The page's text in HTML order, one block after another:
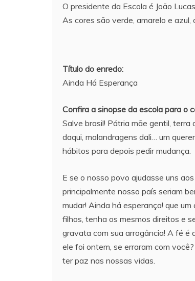
O presidente da Escola é João
As cores são verde, amarelo e
Título do enredo:
Ainda Há Esperança
Confira a sinopse da escola para o
Salve brasil! Pátria mãe gentil,
daqui, malandragens dali… um
hábitos para depois pedir mudança.
E se o nosso povo ajudasse uns
principalmente nosso país seriam
mudar! Ainda há esperança! que
filhos, tenha os mesmos direitos e
gravata com sua arrogância! A fé é
ele foi ontem, se erraram com
ter paz nas nossas vidas.